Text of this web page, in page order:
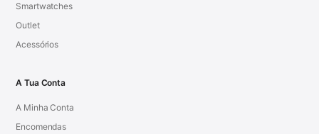
Smartwatches
Outlet
Acessórios
A Tua Conta
A Minha Conta
Encomendas